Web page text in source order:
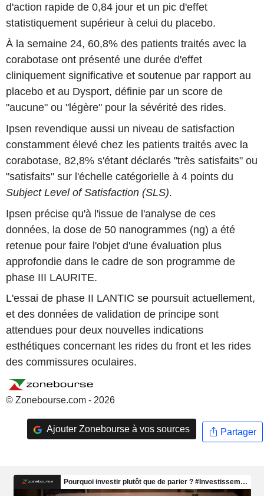
d'action rapide de 0,84 jour et un pic d'effet
statistiquement supérieur à celui du placebo.
À la semaine 24, 60,8% des patients traités avec la
corabotase ont présenté une durée d'effet
cliniquement significative et soutenue par rapport au
placebo et au Dysport, définie par un score de
"aucune" ou "légère" pour la sévérité des rides.
Ipsen revendique aussi un niveau de satisfaction
constamment élevé chez les patients traités avec la
corabotase, 82,8% s'étant déclarés "très satisfaits" ou
"satisfaits" sur l'échelle catégorielle à 4 points du
Subject Level of Satisfaction (SLS).
Ipsen précise qu'à l'issue de l'analyse de ces
données, la dose de 50 nanogrammes (ng) a été
retenue pour faire l'objet d'une évaluation plus
approfondie dans le cadre de son programme de
phase III LAURITE.
L'essai de phase II LANTIC se poursuit actuellement,
et des données de validation de principe sont
attendues pour deux nouvelles indications
esthétiques concernant les rides du front et les rides
des commissures oculaires.
© Zonebourse.com - 2026
Ajouter Zonebourse à vos sources Partager